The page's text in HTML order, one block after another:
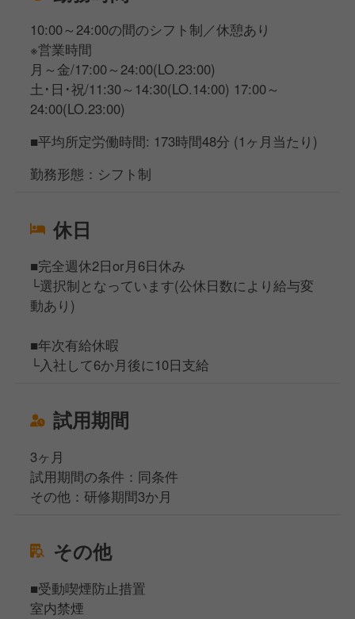
10:00～24:00の間のシフト制／休憩あり
※営業時間
月～金/17:00～24:00(LO.23:00)
土･日･祝/11:30～14:30(LO.14:00) 17:00～
24:00(LO.23:00)
■平均所定労働時間: 173時間48分 (1ヶ月当たり)
勤務形態：シフト制
休日
■完全週休2日or月6日休み
└選択制となっています(公休日数により給与変
動あり)
■年次有給休暇
└入社して6か月後に10日支給
試用期間
3ヶ月
試用期間の条件：同条件
その他：研修期間3か月
その他
■受動喫煙防止措置
室内禁煙